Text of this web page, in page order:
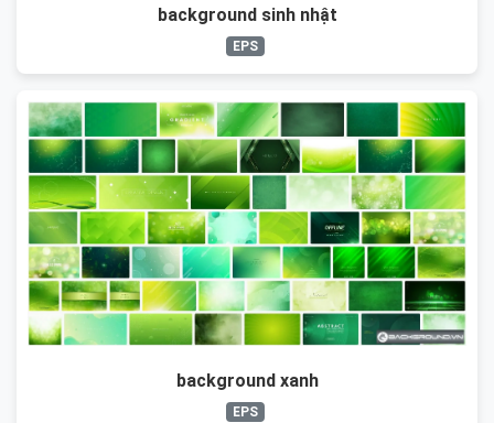
background sinh nhật
EPS
background xanh
EPS